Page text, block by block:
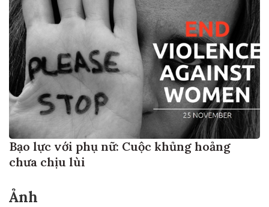
Bạo lực với phụ nữ: Cuộc khủng hoảng
chưa chịu lùi
Ảnh